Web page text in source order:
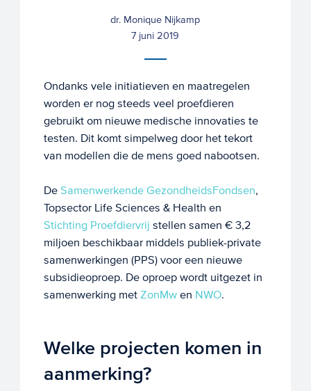
dr. Monique Nijkamp
7 juni 2019
Ondanks vele initiatieven en maatregelen
worden er nog steeds veel proefdieren
gebruikt om nieuwe medische innovaties te
testen. Dit komt simpelweg door het tekort
van modellen die de mens goed nabootsen.
De Samenwerkende GezondheidsFondsen,
Topsector Life Sciences & Health en
Stichting Proefdiervrij stellen samen € 3,2
miljoen beschikbaar middels publiek-private
samenwerkingen (PPS) voor een nieuwe
subsidieoproep. De oproep wordt uitgezet in
samenwerking met ZonMwen NWO.
Welke projecten komen in
aanmerking?